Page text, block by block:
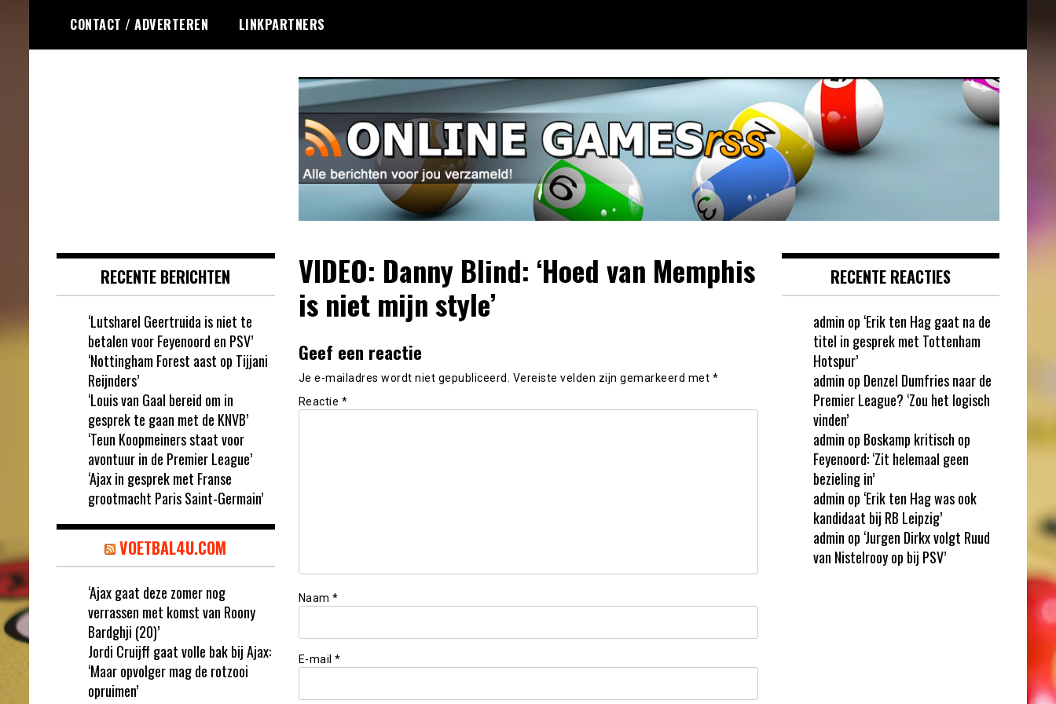
de
CONTACT / ADVERTEREN LINKPARTNERS
VIDEO: Danny Blind: ‘Hoed van Memphis
is niet mijn style’
Geef een reactie
Je e-mailadres wordt niet gepubliceerd. Vereiste velden zijn gemarkeerd met *
Reactie *
Naam *
E-mail *
RECENTE BERICHTEN
‘Lutsharel Geertruida is niet te
betalen voor Feyenoord en PSV’
‘Nottingham Forest aast op Tijjani
Reijnders’
‘Louis van Gaal bereid om in
gesprek te gaan met de KNVB’
‘Teun Koopmeiners staat voor
avontuur in de Premier League’
‘Ajax in gesprek met Franse
grootmacht Paris Saint-Germain’
VOETBAL4U.COM
‘Ajax gaat deze zomer nog
verrassen met komst van Roony
Bardghji (20)’
Jordi Cruijff gaat volle bak bij Ajax:
‘Maar opvolger mag de rotzooi
opruimen’
RECENTE REACTIES
admin op ‘Erik ten Hag gaat na de
titel in gesprek met Tottenham
Hotspur’
admin op Denzel Dumfries naar de
Premier League? ‘Zou het logisch
vinden’
admin op Boskamp kritisch op
Feyenoord: ‘Zit helemaal geen
bezieling in’
admin op ‘Erik ten Hag was ook
kandidaat bij RB Leipzig’
admin op ‘Jurgen Dirkx volgt Ruud
van Nistelrooy op bij PSV’